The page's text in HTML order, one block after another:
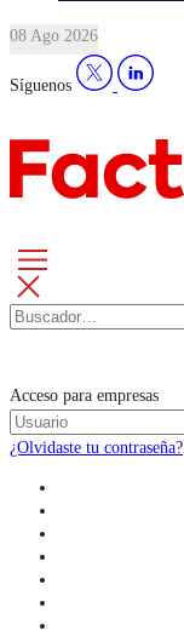
08 Ago 2026
Síguenos
Acceso para empresas
¿Olvidaste tu contraseña?